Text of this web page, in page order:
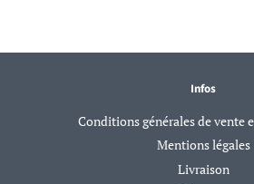
Infos
Conditions générales de vente
Mentions légales
Livraison